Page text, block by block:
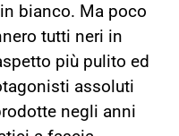
bianco. Ma poco
tutti neri in
più pulito ed
assoluti
negli anni